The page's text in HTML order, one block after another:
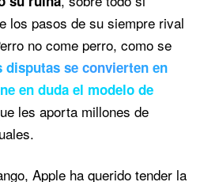
los pasos de su siempre rival
no come perro, como se
disputas se convierten en
en duda el modelo de
les aporta millones de
Apple ha querido tender la